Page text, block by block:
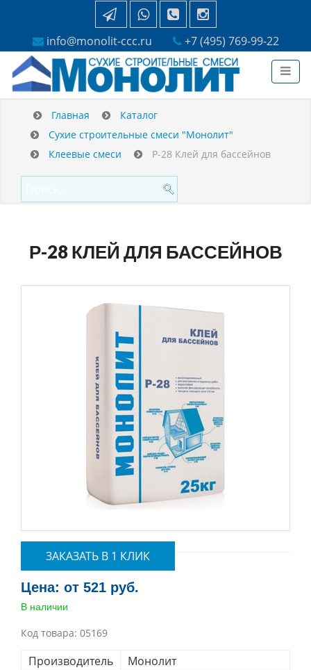
info@monolit-ccc.ru +7 (495) 769-99-22
Главная
Каталог
Сухие строительные смеси "Монолит"
Клеевые смеси
Р-28 Клей для бассейнов
Р-28 КЛЕЙ ДЛЯ БАССЕЙНОВ
ЗАКАЗАТЬ В 1 КЛИК
Цена: от 521 руб.
В наличии
Код товара: 05169
Производитель
Монолит